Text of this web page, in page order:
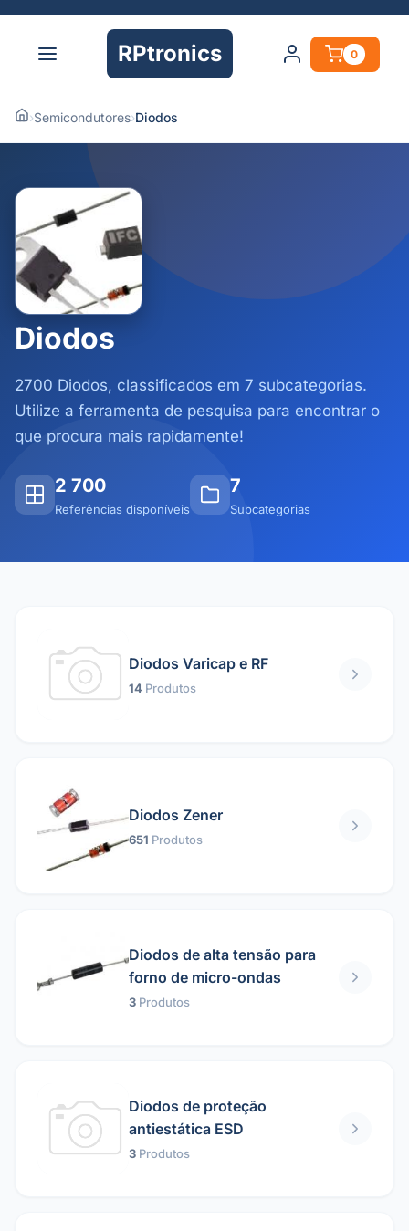
RPtronics 0
›Semicondutores›Diodos
Diodos
2700 Diodos, classificados em 7 subcategorias.
Utilize a ferramenta de pesquisa para encontrar o
que procura mais rapidamente!
2 700
Referências disponíveis
7
Subcategorias
Diodos Varicap e RF
14 Produtos
Diodos Zener
651 Produtos
Diodos de alta tensão para
forno de micro-ondas
3 Produtos
Diodos de proteção
antiestática ESD
3 Produtos